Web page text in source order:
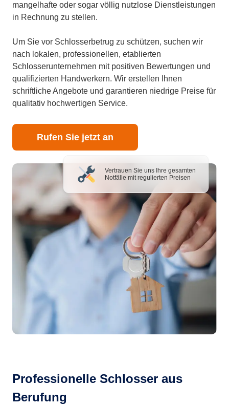
mangelhafte oder sogar völlig nutzlose Dienstleistungen
in Rechnung zu stellen.
Um Sie vor Schlosserbetrug zu schützen, suchen wir
nach lokalen, professionellen, etablierten
Schlosserunternehmen mit positiven Bewertungen und
qualifizierten Handwerkern. Wir erstellen Ihnen
schriftliche Angebote und garantieren niedrige Preise für
qualitativ hochwertigen Service.
Rufen Sie jetzt an
Vertrauen Sie uns Ihre gesamten
Notfälle mit regulierten Preisen
Professionelle Schlosser aus
Berufung